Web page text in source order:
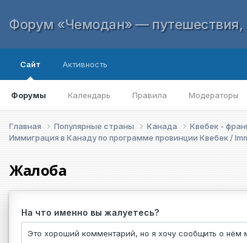
Форум «Чемодан» — путешествия,
Сайт
Форумы Календарь Правила Модераторы
Активность
Главная Популярные страны Канада
Квебек -
Иммиграция в Канаду по программе провинции Квебек /
Жалоба
На что именно вы жалуетесь?